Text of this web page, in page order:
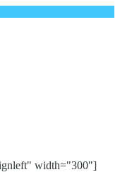
width="300"]